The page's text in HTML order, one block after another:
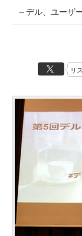
～デル、ユーザ
リ